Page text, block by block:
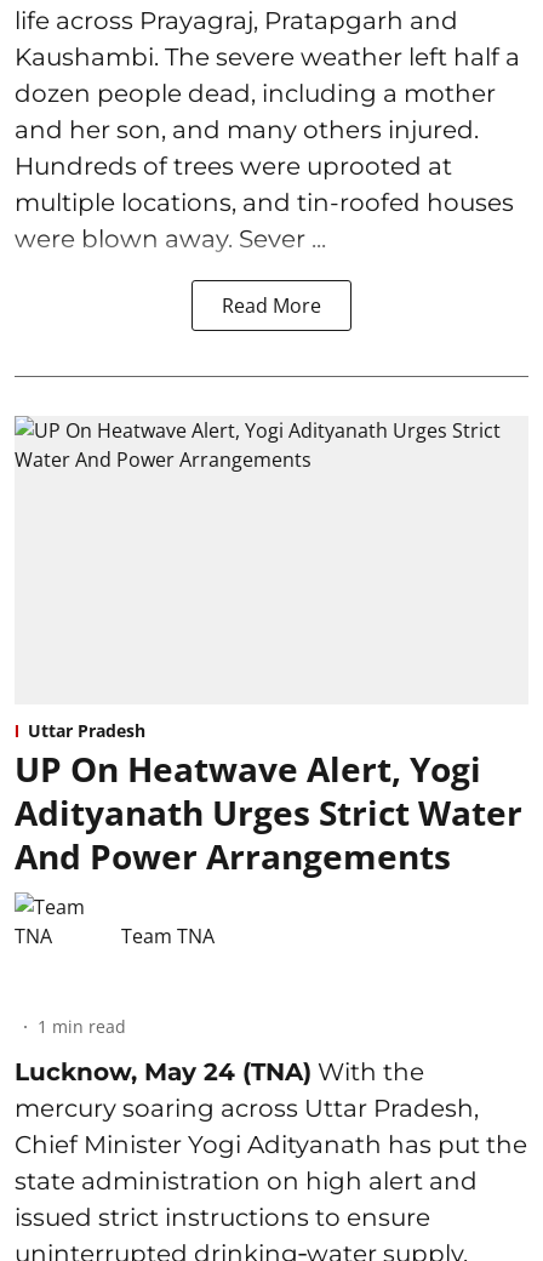
life across Prayagraj, Pratapgarh and
Kaushambi. The severe weather left half a
dozen people dead, including a mother
and her son, and many others injured.
Hundreds of trees were uprooted at
multiple locations, and tin-roofed houses
were blown away. Sever ...
Read More
Uttar Pradesh
UP On Heatwave Alert, Yogi
Adityanath Urges Strict Water
And Power Arrangements
Team TNA
1 min read
Lucknow, May 24 (TNA) With the
mercury soaring across Uttar Pradesh,
Chief Minister Yogi Adityanath has put the
state administration on high alert and
issued strict instructions to ensure
uninterrupted drinking‑water supply,